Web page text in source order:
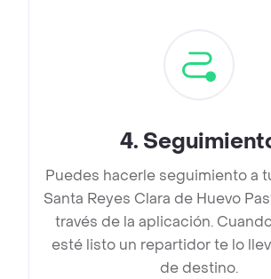
4.
Puedes hacerle seguimiento a
Santa Reyes Clara de Huevo
través de la aplicación.
esté listo un repartidor te lo
de destino.